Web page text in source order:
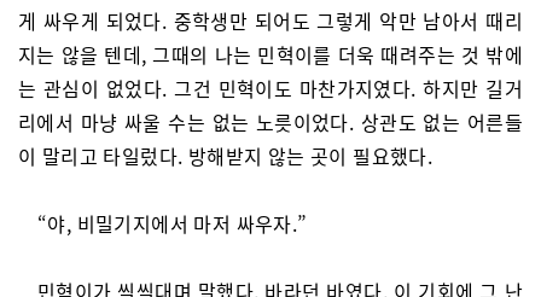
게 싸우게 되었다. 중학생만 되어도 그렇게 악만 남아서 때리
지는 않을 텐데, 그때의 나는 민혁이를 더욱 때려주는 것 밖에
는 관심이 없었다. 그건 민혁이도 마찬가지였다. 하지만 길거
리에서 마냥 싸울 수는 없는 노릇이었다. 상관도 없는 어른들
이 말리고 타일렀다. 방해받지 않는 곳이 필요했다.
“야, 비밀기지에서 마저 싸우자.”
민혁이가 씩씩대며 말했다. 바라던 바였다. 이 기회에 그 난